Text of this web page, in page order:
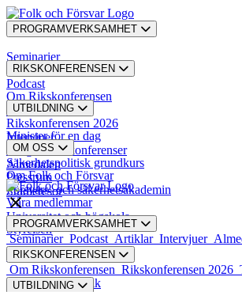
PROGRAMVERKSAMHET
Seminarier
Podcast
Artiklar
Intervjuer
Almedalen
Studieresor
RIKSKONFERENSEN
Om Rikskonferensen
Rikskonferensen 2026
Tidigare rikskonferenser
Pressrum
UTBILDNING
Minister för en dag
Säkerhetspolitisk grundkurs
Försvars- och säkerhetsakademin
Universitet och högskola
OM OSS
Om Folk och Försvar
Våra medlemmar
Styrelsen
Styrande dokument
Karriär och praktik
PROGRAMVERKSAMHET
Seminarier Podcast Artiklar Intervjuer
RIKSKONFERENSEN
Om Rikskonferensen Rikskonferensen 2026
UTBILDNING